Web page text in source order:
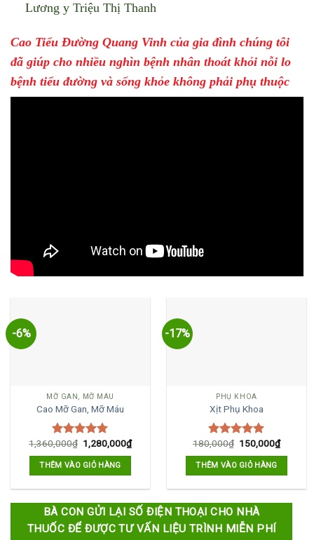
Lương y Triệu Thị Thanh
Cao Tiểu Đường Quang Vinh của gia đình chúng tôi
đã giúp cho nhiều nghìn bệnh nhân thoát khỏi nỗi lo
bệnh tiểu đường và sống khỏe không phải phụ thuộc
-6%
MỠ GAN, MỠ MÁU
Cao Mỡ Gan, Mỡ Máu
Được xếp
hạng5.00
5 sao
1,360,000₫ 1,280,000₫
THÊM VÀO GIỎ HÀNG
-17%
PHỤ KHOA
Xịt Phụ Khoa
Được xếp
hạng5.00
5 sao
180,000₫ 150,000₫
THÊM VÀO GIỎ HÀNG
BÀ CON GỬI LẠI SỐ ĐIỆN THOẠI CHO NHÀ
THUỐC ĐỂ ĐƯỢC TƯ VẤN LIỆU TRÌNH MIỄN PHÍ